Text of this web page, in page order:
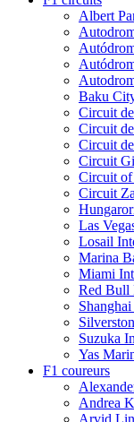
Albert
Baku
Circuit
Circuit
Circuit
Circuit
Circuit of
Circuit
Las
Losail
Marina
Miami
Red Bull
Suzuka
Yas
F1 coureurs
Andrea
Arvid